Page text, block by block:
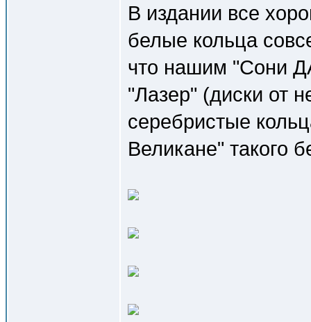
В издании все
белые кольца
что нашим "Сони
"Лазер" (диски от
серебристые
Великане" такого